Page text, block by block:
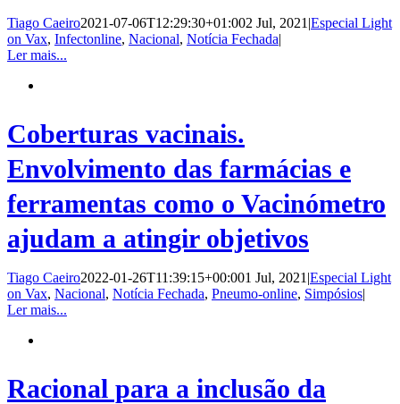
Tiago Caeiro2021-07-06T12:29:30+01:002 Jul, 2021 |Especial Light
on Vax, Infectonline, Nacional, Notícia Fechada|
Ler mais...
Coberturas vacinais.
Envolvimento das farmácias e
ferramentas como o Vacinómetro
ajudam a atingir objetivos
Tiago Caeiro2022-01-26T11:39:15+00:001 Jul, 2021 |Especial Light
on Vax, Nacional, Notícia Fechada, Pneumo-online, Simpósios|
Ler mais...
Racional para a inclusão da